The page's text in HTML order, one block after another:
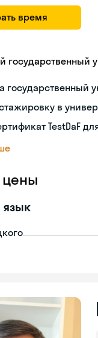
время
государственный
государственный
в
TestDaF
цены